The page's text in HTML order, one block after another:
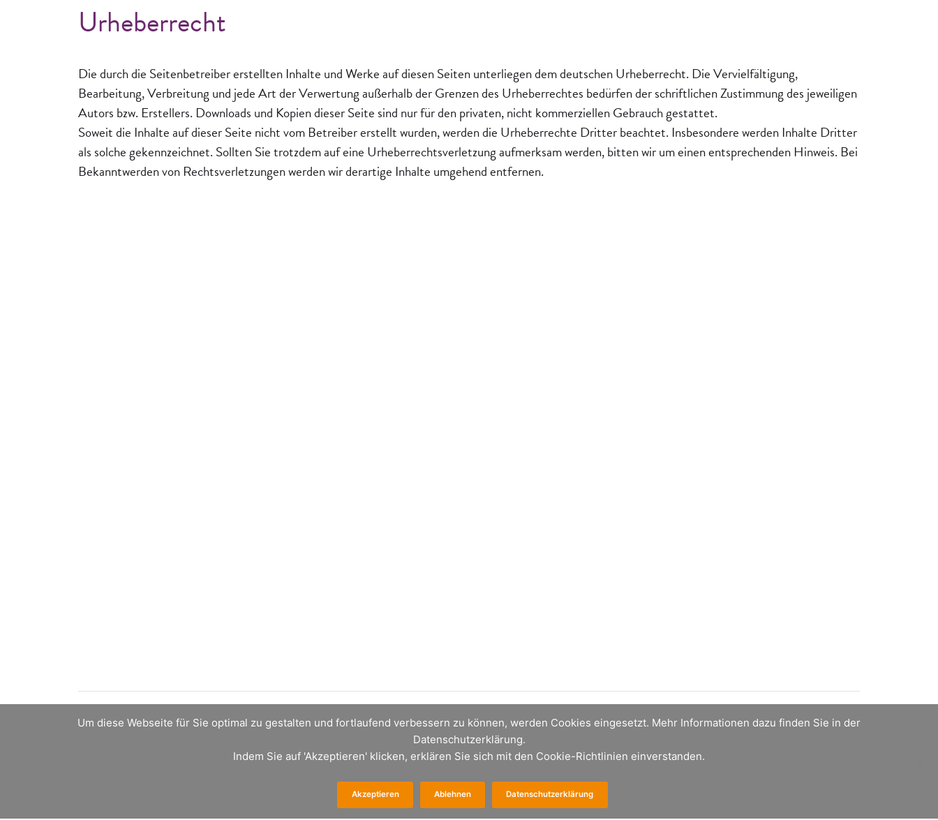
Urheberrecht
Die durch die Seitenbetreiber erstellten Inhalte und Werke auf diesen Seiten unterliegen dem deutschen Urheberrecht. Die Vervielfältigung,
Bearbeitung, Verbreitung und jede Art der Verwertung außerhalb der Grenzen des Urheberrechtes bedürfen der schriftlichen Zustimmung des jeweiligen
Autors bzw. Erstellers. Downloads und Kopien dieser Seite sind nur für den privaten, nicht kommerziellen Gebrauch gestattet.
Soweit die Inhalte auf dieser Seite nicht vom Betreiber erstellt wurden, werden die Urheberrechte Dritter beachtet. Insbesondere werden Inhalte Dritter
als solche gekennzeichnet. Sollten Sie trotzdem auf eine Urheberrechtsverletzung aufmerksam werden, bitten wir um einen entsprechenden Hinweis. Bei
Bekanntwerden von Rechtsverletzungen werden wir derartige Inhalte umgehend entfernen.
oder mich kontaktieren:
Um diese Webseite für Sie optimal zu gestalten und fortlaufend verbessern zu können, werden Cookies eingesetzt. Mehr Informationen dazu finden Sie in der
Datenschutzerklärung.
Indem Sie auf 'Akzeptieren' klicken, erklären Sie sich mit den Cookie-Richtlinien einverstanden.
Akzeptieren Ablehnen Datenschutzerklärung